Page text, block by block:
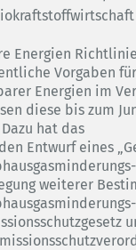
Energien
Vorgaben
Energien im
diese bis zum
hat das
Entwurf eines
weiterer